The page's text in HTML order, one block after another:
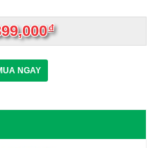
đ
NGAY